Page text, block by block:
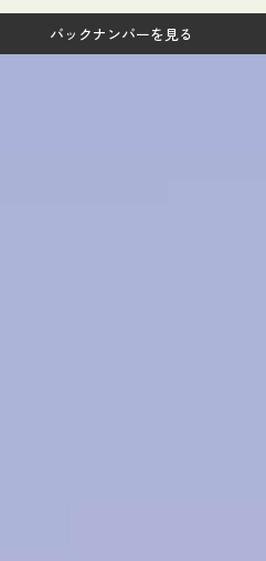
バックナンバーを見る